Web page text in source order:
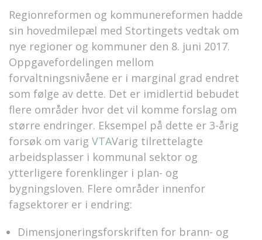
Regionreformen og kommunereformen hadde
sin hovedmilepæl med Stortingets vedtak om
nye regioner og kommuner den 8. juni 2017.
Oppgavefordelingen mellom
forvaltningsnivåene er i marginal grad endret
som følge av dette. Det er imidlertid bebudet
flere områder hvor det vil komme forslag om
større endringer. Eksempel på dette er 3-årig
forsøk om varig VTAVarig tilrettelagte
arbeidsplasser i kommunal sektor og
ytterligere forenklinger i plan- og
bygningsloven. Flere områder innenfor
fagsektorer er i endring:
Dimensjoneringsforskriften for brann- og